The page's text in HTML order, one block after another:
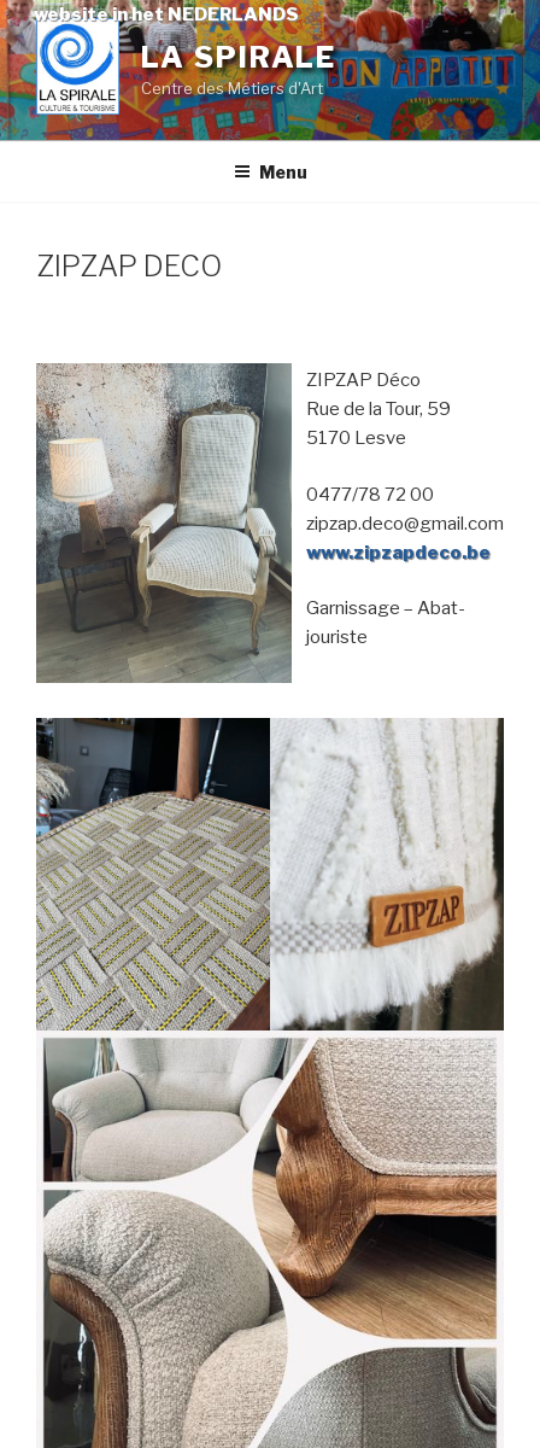
website in het NEDERLANDS
Skip
to
content
LA SPIRALE
Centre des Métiers d'Art
Menu
ZIPZAP DECO
ZIPZAP Déco
Rue de la Tour, 59
5170 Lesve
0477/78 72 00
zipzap.deco@gmail.com
www.zipzapdeco.be
Garnissage – Abat-
jouriste